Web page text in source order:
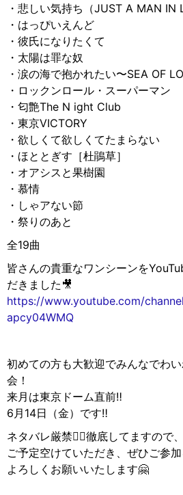
・悲しい気持ち（JUST A MAN IN
・はっぴいえんど
・彼氏になりたくて
・太陽は罪な奴
・涙の海で抱かれたい〜SEA OF
・ロックンロール・スーパーマン
・匂艶The N ight Club
・東京VICTORY
・欲しくて欲しくてたまらない
・ほととぎす［杜鵑草］
・オアシスと果樹園
・慕情
・しゃアない節
・祭りのあと
全19曲
皆さんの貴重なワンシーンを
だきました🎥
https://www.youtube.com/
apcy04WMQ
初めての方も大歓迎でみんなでわ
会！
来月は東京ドーム直前‼️
6月14日（金）です‼️
ネタバレ厳禁🙅‍♀️徹底してますので
ご予定空けていただき、ぜひご参加
よろしくお願いいたします🤗